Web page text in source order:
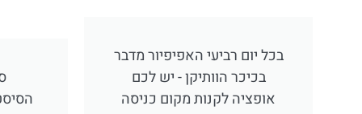
בכל יום רביעי האפיפיור מדבר
בכיכר הוותיקן - יש לכם
אופציה לקנות מקום כניסה